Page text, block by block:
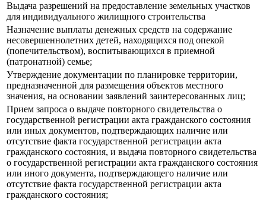
Выдача разрешений на предоставление земельных участков
для индивидуального жилищного строительства
Назначение выплаты денежных средств на содержание
несовершеннолетних детей, находящихся под опекой
(попечительством), воспитывающихся в приемной
(патронатной) семье;
Утверждение документации по планировке территории,
предназначенной для размещения объектов местного
значения, на основании заявлений заинтересованных лиц;
Прием запроса о выдаче повторного свидетельства о
государственной регистрации акта гражданского состояния
или иных документов, подтверждающих наличие или
отсутствие факта государственной регистрации акта
гражданского состояния, и выдача повторного свидетельства
о государственной регистрации акта гражданского состояния
или иного документа, подтверждающего наличие или
отсутствие факта государственной регистрации акта
гражданского состояния;